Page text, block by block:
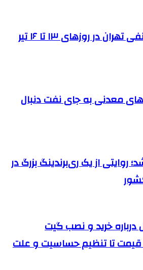
اتحادیه های صنفی تهران در روزهای ۱۳ تا ۱۶ تیر
معدنی به جای نفت دنبال
روایتی از یک ری‌برندینگ بزرگ در
خرید و نصب گیت
تا تنظیم حساسیت و علت